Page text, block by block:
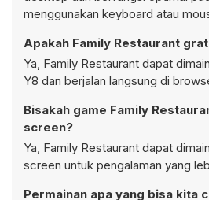
menggunakan keyboard atau
Apakah Family Restaurant
Ya, Family Restaurant dapat
Y8 dan berjalan langsung di
Bisakah game Family
screen?
Ya, Family Restaurant dapat
screen untuk pengalaman yang
Permainan apa yang bisa kita